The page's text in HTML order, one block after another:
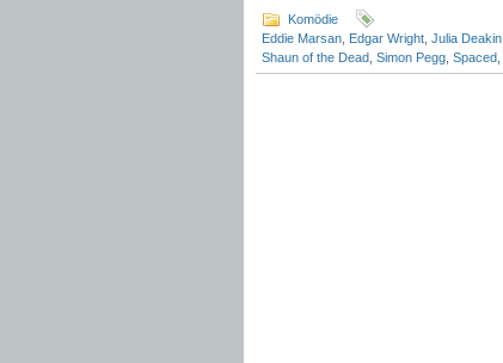
Komödie
Eddie Marsan Edgar Wright Julia Deakin
Shaun of the Dead Simon Pegg Spaced